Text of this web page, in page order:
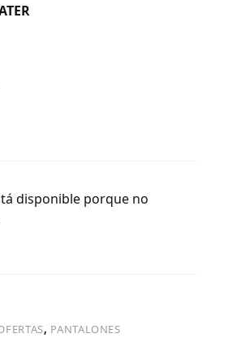
disponible porque no
, PANTALONES